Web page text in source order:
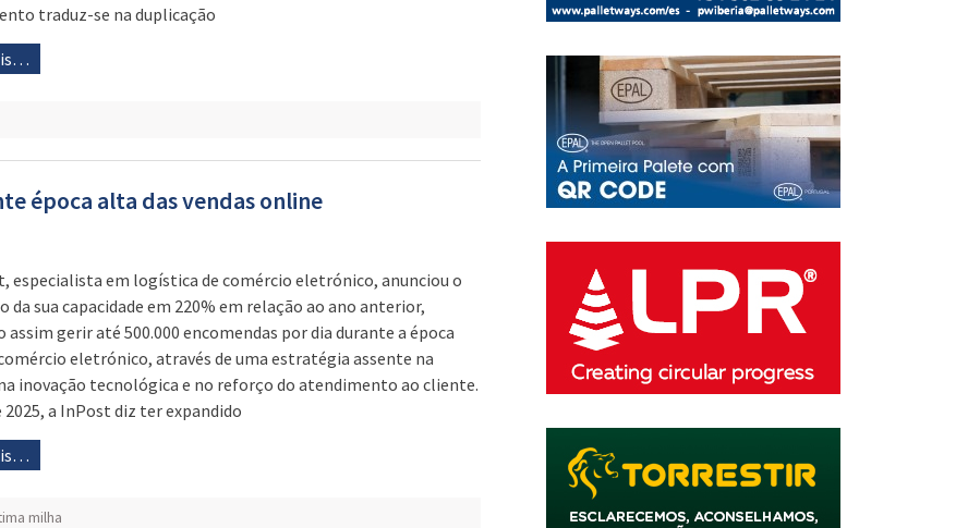
traduz-se na duplicação
época alta das vendas online
especialista em logística de comércio eletrónico, anunciou o
da sua capacidade em 220% em relação ao ano anterior,
assim gerir até 500.000 encomendas por dia durante a época
eletrónico, através de uma estratégia assente na
inovação tecnológica e no reforço do atendimento ao cliente.
2025, a InPost diz ter expandido
milha